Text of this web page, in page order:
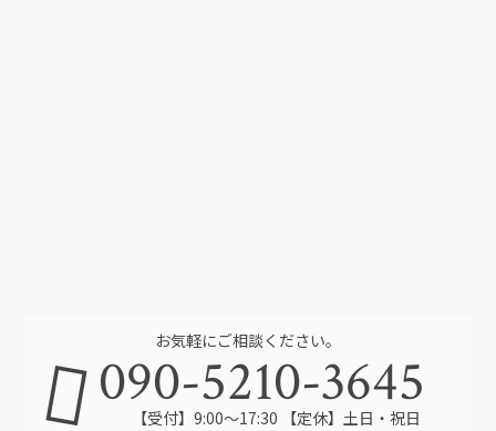
お気軽にご相談ください。
090-5210-3645
【受付】9:00～17:30 【定休】土日・祝日